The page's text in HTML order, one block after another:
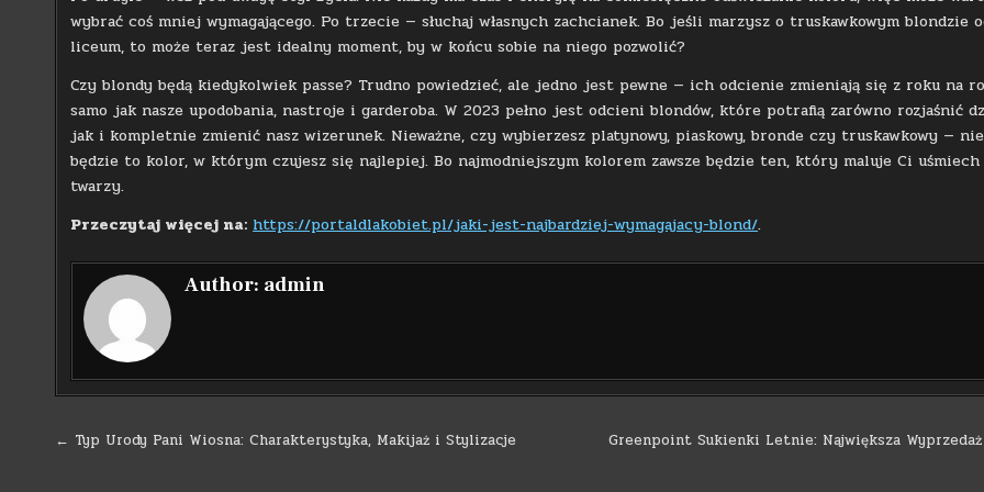
wybrać coś mniej wymagającego. Po trzecie — słuchaj własnych zachcianek. Bo jeśli marzysz o truskawkowym blondzie
liceum, to może teraz jest idealny moment, by w końcu sobie na niego pozwolić?
Czy blondy będą kiedykolwiek passe? Trudno powiedzieć, ale jedno jest pewne — ich odcienie zmieniają się z roku na
samo jak nasze upodobania, nastroje i garderoba. W 2023 pełno jest odcieni blondów, które potrafią zarówno rozjaśnić
jak i kompletnie zmienić nasz wizerunek. Nieważne, czy wybierzesz platynowy, piaskowy, bronde czy truskawkowy —
będzie to kolor, w którym czujesz się najlepiej. Bo najmodniejszym kolorem zawsze będzie ten, który maluje Ci uśmiech
twarzy.
Przeczytaj więcej na: https://portaldlakobiet.pl/jaki-jest-najbardziej-wymagajacy-blond/.
Author: admin
Nawigacja Greenpoint Sukienki Letnie: Największa
← Typ Urody Pani Wiosna: Charakterystyka, Makijaż i Stylizacje